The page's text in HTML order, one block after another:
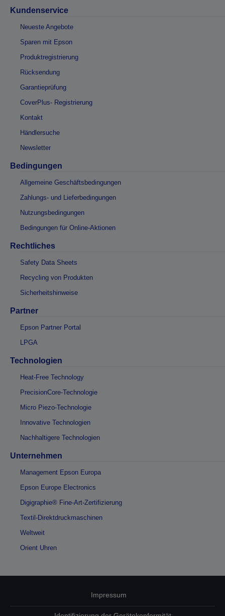
Kundenservice
Neueste Angebote
Sparen mit Epson
Produktregistrierung
Rücksendung
Garantieprüfung
CoverPlus- Registrierung
Kontakt
Händlersuche
Newsletter
Bedingungen
Allgemeine Geschäftsbedingungen
Zahlungs- und Lieferbedingungen
Nutzungsbedingungen
Bedingungen für Online-Aktionen
Rechtliches
Safety Data Sheets
Recycling von Produkten
Sicherheitshinweise
Partner
Epson Partner Portal
LPGA
Technologien
Heat-Free Technology
PrecisionCore-Technologie
Micro Piezo-Technologie
Innovative Technologien
Nachhaltigere Technologien
Unternehmen
Management Epson Europa
Epson Europe Electronics
Digigraphie® Fine-Art-Zertifizierung
Textil-Direktdruckmaschinen
Weltweit
Orient Uhren
Impressum